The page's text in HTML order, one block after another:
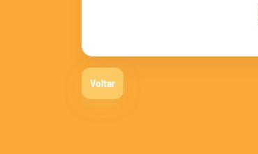
Voltar